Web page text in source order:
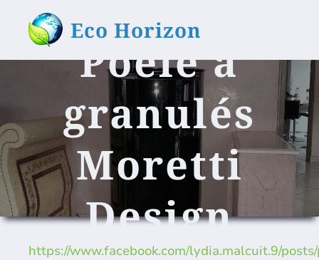
Eco Horizon
Poêle à
granulés
Moretti
Design
https://www.facebook.com/lydia.malcuit.9/